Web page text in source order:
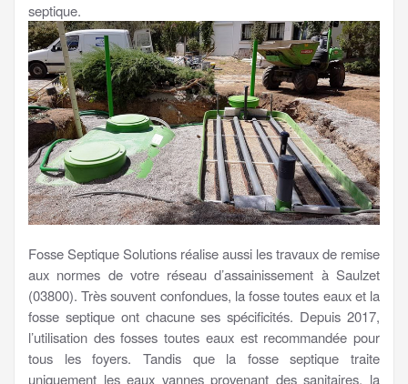
septique.
Fosse Septique Solutions réalise aussi les travaux de remise
aux normes de votre réseau d’assainissement à Saulzet
(03800). Très souvent confondues, la fosse toutes eaux et la
fosse septique ont chacune ses spécificités. Depuis 2017,
l’utilisation des fosses toutes eaux est recommandée pour
tous les foyers. Tandis que la fosse septique traite
uniquement les eaux vannes provenant des sanitaires, la